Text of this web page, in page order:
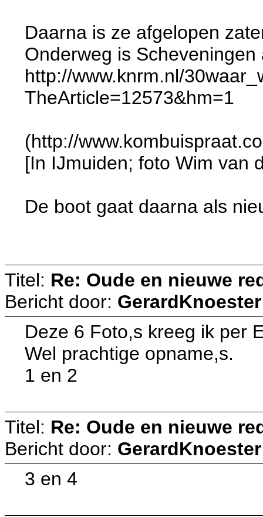
Daarna is ze afgelopen
Onderweg is Scheveningen
http://www.knrm.nl/
TheArticle=12573&hm=1
(http://
[In IJmuiden; foto Wim van
De boot gaat daarna als
Titel: Re: Oude en nieuwe
Bericht door: GerardKnoester
Deze 6 Foto,s kreeg ik per
Wel prachtige opname,s.
1 en 2
Titel: Re: Oude en nieuwe
Bericht door: GerardKnoester
3 en 4